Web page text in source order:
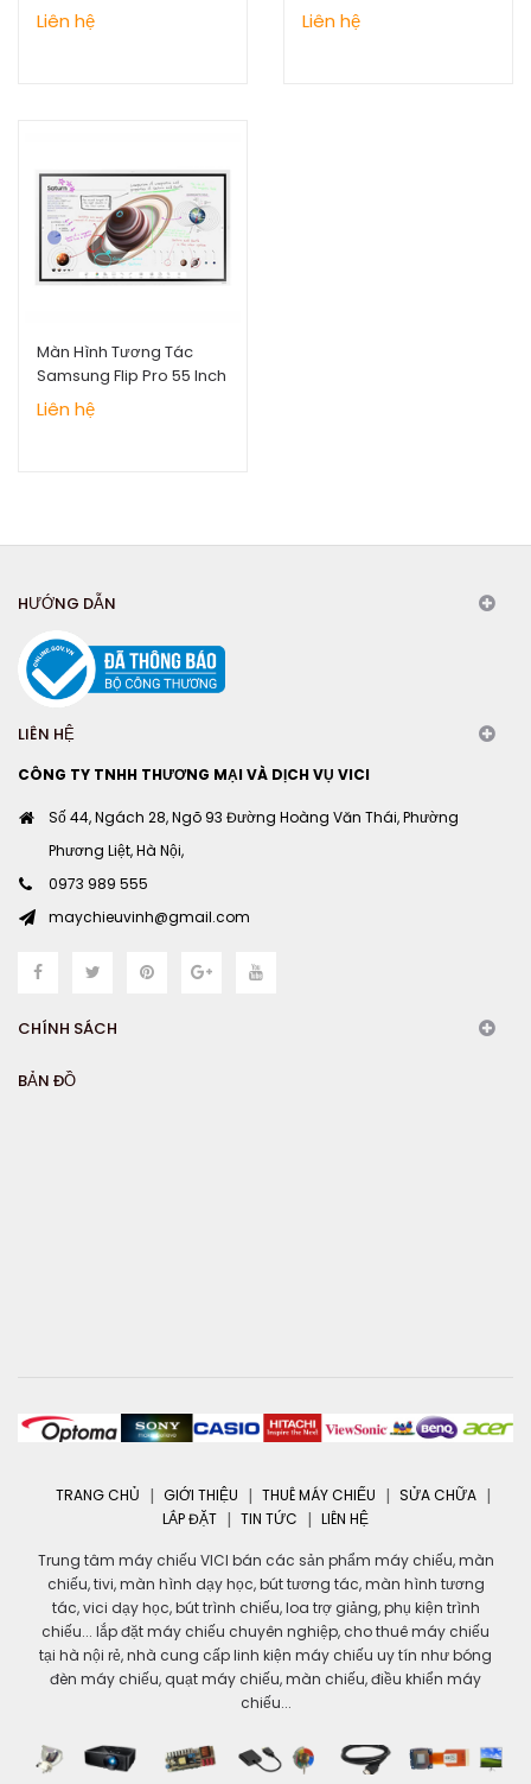
Liên hệ Liên hệ
Màn Hình Tương Tác
Samsung Flip Pro 55 Inch
Liên hệ
HƯỚNG DẪN
LIÊN HỆ
CÔNG TY TNHH THƯƠNG MẠI VÀ DỊCH VỤ VICI
Số 44, Ngách 28, Ngõ 93 Đường Hoàng Văn Thái, Phường
Phương Liệt, Hà Nội,
0973 989 555
maychieuvinh@gmail.com
CHÍNH SÁCH
BẢN ĐỒ
TRANG CHỦ GIỚI THIỆU THUÊ MÁY CHIẾU
SỬA CHỮA
LẮP ĐẶT
TIN TỨC LIÊN HỆ
Trung tâm máy chiếu VICI bán các sản phẩm máy chiếu, màn
chiếu, tivi, màn hình dạy học, bút tương tác, màn hình tương
tác, vici dạy học, bút trình chiếu, loa trợ giảng, phụ kiện trình
chiếu... lắp đặt máy chiếu chuyên nghiệp, cho thuê máy chiếu
tại hà nội rẻ, nhà cung cấp linh kiện máy chiếu uy tín như bóng
đèn máy chiếu, quạt máy chiếu, màn chiếu, điều khiển máy
chiếu...